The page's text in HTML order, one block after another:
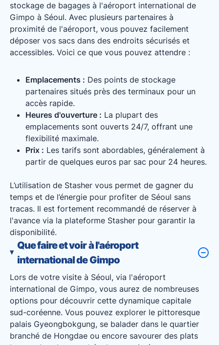
stockage de bagages à l'aéroport international de
Gimpo à Séoul. Avec plusieurs partenaires à
proximité de l'aéroport, vous pouvez facilement
déposer vos sacs dans des endroits sécurisés et
accessibles. Voici ce que vous pouvez attendre :
Emplacements : Des points de stockage
partenaires situés près des terminaux pour un
accès rapide.
Heures d'ouverture : La plupart des
emplacements sont ouverts 24/7, offrant une
flexibilité maximale.
Prix : Les tarifs sont abordables, généralement à
partir de quelques euros par sac pour 24 heures.
L’utilisation de Stasher vous permet de gagner du
temps et de l’énergie pour profiter de Séoul sans
tracas. Il est fortement recommandé de réserver à
l'avance via la plateforme Stasher pour garantir la
disponibilité.
Que faire et voir à l'aéroport
international de Gimpo
Lors de votre visite à Séoul, via l'aéroport
international de Gimpo, vous aurez de nombreuses
options pour découvrir cette dynamique capitale
sud-coréenne. Vous pouvez explorer le pittoresque
palais Gyeongbokgung, se balader dans le quartier
branché de Hongdae ou encore savourer des plats